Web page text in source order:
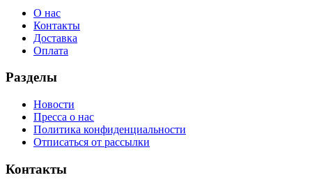
О нас
Контакты
Доставка
Оплата
Разделы
Новости
Пресса о нас
Политика конфиденциальности
Отписаться от рассылки
Контакты